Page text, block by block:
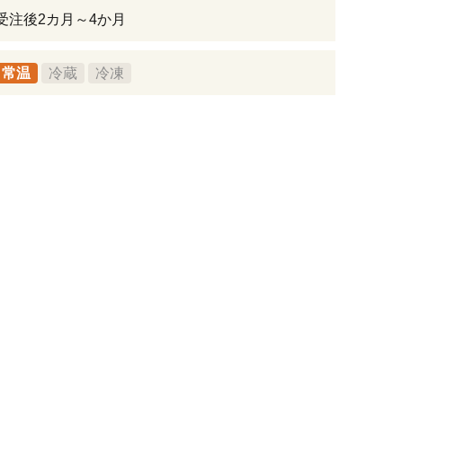
注後2カ月～4か月
常温 冷蔵 冷凍